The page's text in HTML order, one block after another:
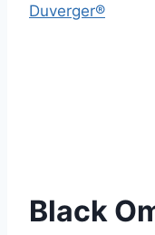
Duverger®
Black